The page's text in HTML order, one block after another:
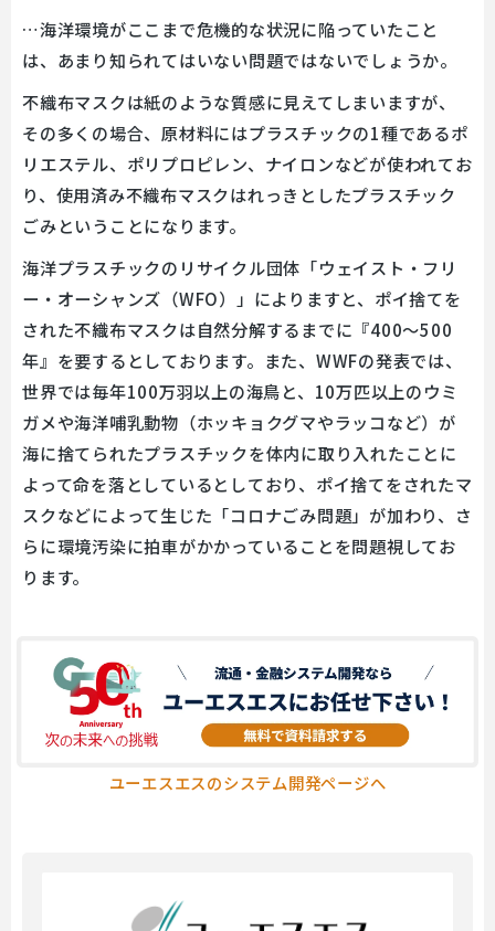
…海洋環境がここまで危機的な状況に陥っていたこと
は、あまり知られてはいない問題ではないでしょうか。
不織布マスクは紙のような質感に見えてしまいますが、
その多くの場合、原材料にはプラスチックの1種であるポ
リエステル、ポリプロピレン、ナイロンなどが使われてお
り、使用済み不織布マスクはれっきとしたプラスチック
ごみということになります。
海洋プラスチックのリサイクル団体「ウェイスト・フリ
ー・オーシャンズ（WFO）」によりますと、ポイ捨てを
された不織布マスクは自然分解するまでに『400～500
年』を要するとしております。また、WWFの発表では、
世界では毎年100万羽以上の海鳥と、10万匹以上のウミ
ガメや海洋哺乳動物（ホッキョクグマやラッコなど）が
海に捨てられたプラスチックを体内に取り入れたことに
よって命を落としているとしており、ポイ捨てをされたマ
スクなどによって生じた「コロナごみ問題」が加わり、さ
らに環境汚染に拍車がかかっていることを問題視してお
ります。
ユーエスエスのシステム開発ページへ